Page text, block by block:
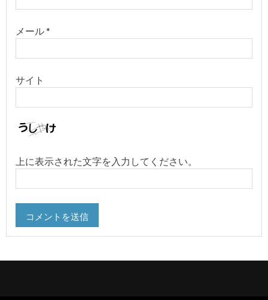
メール*
サイト
上に表示された文字を入力してください。